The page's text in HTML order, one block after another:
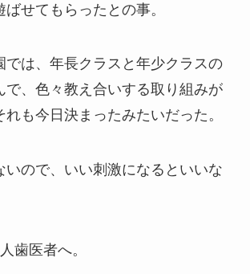
せてもらったとの事。
では、年長クラスと年少クラスの
で、色々教え合いする取り組みが
も今日決まったみたいだった。
いので、いい刺激になるといいな
歯医者へ。